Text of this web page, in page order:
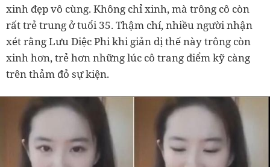
xinh đẹp vô cùng. Không chỉ xinh, mà trông cô còn
rất trẻ trung ở tuổi 35. Thậm chí, nhiều người nhận
xét rằng Lưu Diệc Phi khi giản dị thế này trông còn
xinh hơn, trẻ hơn những lúc cô trang điểm kỹ càng
trên thảm đỏ sự kiện.